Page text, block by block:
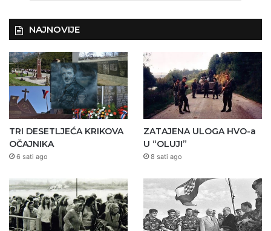
NAJNOVIJE
TRI DESETLJEĆA KRIKOVA
OČAJNIKA
6 sati ago
ZATAJENA ULOGA HVO-a
U “OLUJI”
8 sati ago